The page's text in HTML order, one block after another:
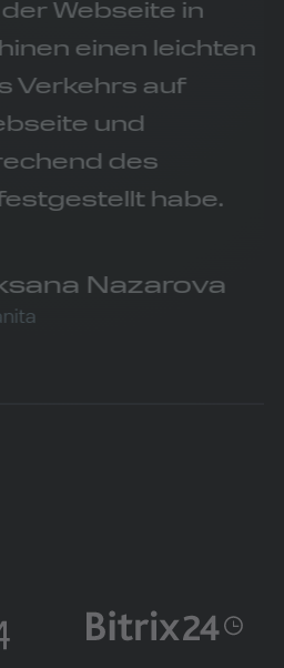
Webseite in
einen leichten
auf
und
des
habe.
Nazarova